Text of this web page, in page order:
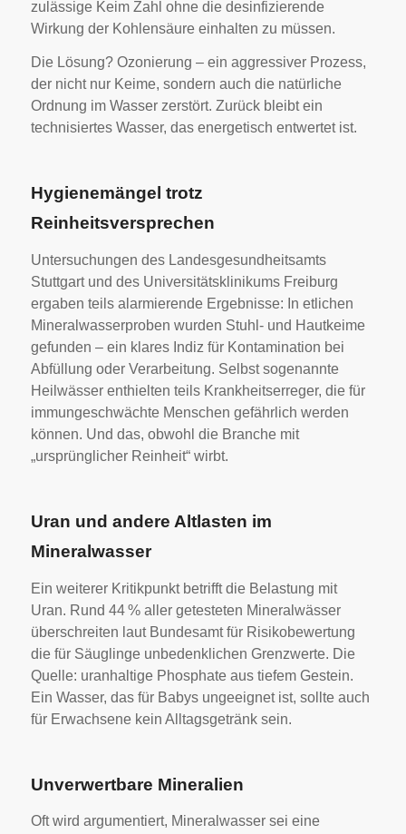
zulässige Keim Zahl ohne die desinfizierende
Wirkung der Kohlensäure einhalten zu müssen.
Die Lösung? Ozonierung – ein aggressiver Prozess,
der nicht nur Keime, sondern auch die natürliche
Ordnung im Wasser zerstört. Zurück bleibt ein
technisiertes Wasser, das energetisch entwertet ist.
Hygienemängel trotz
Reinheitsversprechen
Untersuchungen des Landesgesundheitsamts
Stuttgart und des Universitätsklinikums Freiburg
ergaben teils alarmierende Ergebnisse: In etlichen
Mineralwasserproben wurden Stuhl- und Hautkeime
gefunden – ein klares Indiz für Kontamination bei
Abfüllung oder Verarbeitung. Selbst sogenannte
Heilwässer enthielten teils Krankheitserreger, die für
immungeschwächte Menschen gefährlich werden
können. Und das, obwohl die Branche mit
„ursprünglicher Reinheit“ wirbt.
Uran und andere Altlasten im
Mineralwasser
Ein weiterer Kritikpunkt betrifft die Belastung mit
Uran. Rund 44 % aller getesteten Mineralwässer
überschreiten laut Bundesamt für Risikobewertung
die für Säuglinge unbedenklichen Grenzwerte. Die
Quelle: uranhaltige Phosphate aus tiefem Gestein.
Ein Wasser, das für Babys ungeeignet ist, sollte auch
für Erwachsene kein Alltagsgetränk sein.
Unverwertbare Mineralien
Oft wird argumentiert, Mineralwasser sei eine